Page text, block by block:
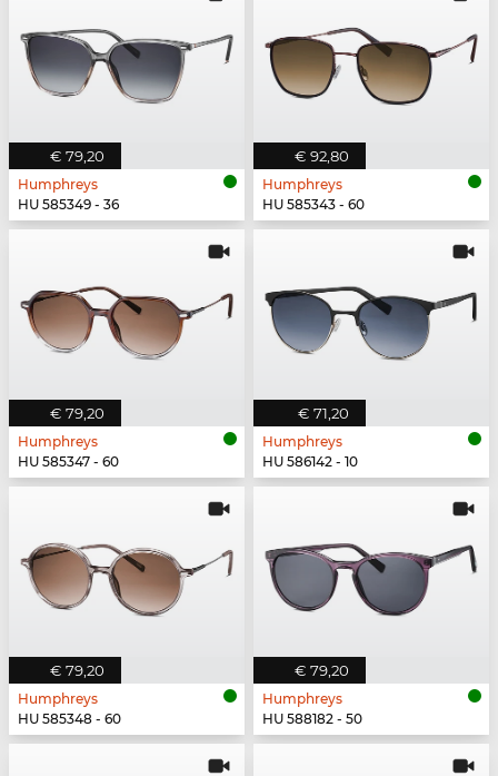
€ 79,20
Humphreys
HU 585349 - 36
€ 92,80
Humphreys
HU 585343 - 60
€ 79,20
Humphreys
HU 585347 - 60
€ 71,20
Humphreys
HU 586142 - 10
€ 79,20
Humphreys
HU 585348 - 60
€ 79,20
Humphreys
HU 588182 - 50